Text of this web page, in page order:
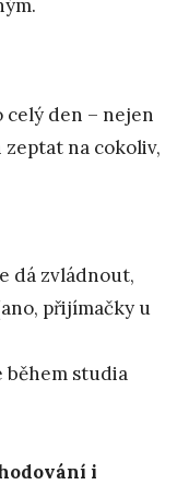
celý den – nejen
zeptat na cokoliv,
dá zvládnout,
přijímačky u
během studia
i